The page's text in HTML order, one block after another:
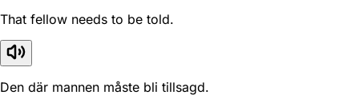
That fellow needs to be told.
Den där mannen måste bli tillsagd.